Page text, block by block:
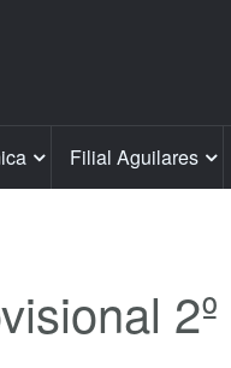
Filial Aguilares